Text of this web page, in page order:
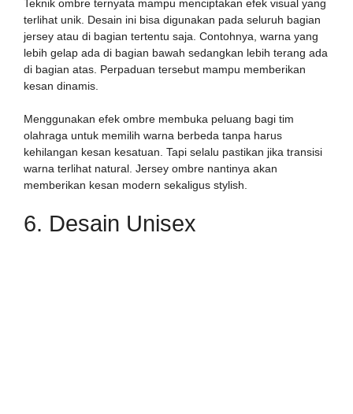
Teknik ombre ternyata mampu menciptakan efek visual yang
terlihat unik. Desain ini bisa digunakan pada seluruh bagian
jersey atau di bagian tertentu saja. Contohnya, warna yang
lebih gelap ada di bagian bawah sedangkan lebih terang ada
di bagian atas. Perpaduan tersebut mampu memberikan
kesan dinamis.
Menggunakan efek ombre membuka peluang bagi tim
olahraga untuk memilih warna berbeda tanpa harus
kehilangan kesan kesatuan. Tapi selalu pastikan jika transisi
warna terlihat natural. Jersey ombre nantinya akan
memberikan kesan modern sekaligus stylish.
6. Desain Unisex